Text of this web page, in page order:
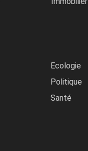
Ecologie
Politique
Santé